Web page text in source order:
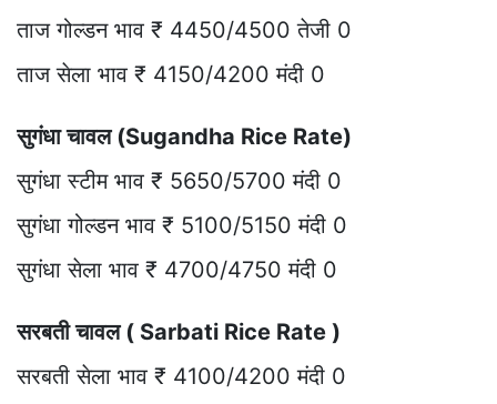
ताज गोल्डन भाव ₹ 4450/4500 तेजी 0
ताज सेला भाव ₹ 4150/4200 मंदी 0
सुगंधा चावल (Sugandha Rice Rate)
सुगंधा स्टीम भाव ₹ 5650/5700 मंदी 0
सुगंधा गोल्डन भाव ₹ 5100/5150 मंदी 0
सुगंधा सेला भाव ₹ 4700/4750 मंदी 0
सरबती चावल ( Sarbati Rice Rate )
सरबती सेला भाव ₹ 4100/4200 मंदी 0